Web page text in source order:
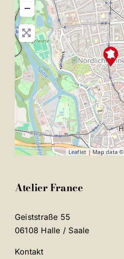
−
Leaflet | Map data ©
Atelier France
Geiststraße 55
06108 Halle / Saale
Kontakt